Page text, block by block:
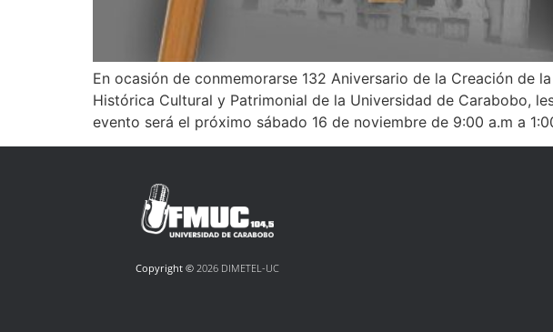
En ocasión de conmemorarse 132 Aniversario de la Creación de
Histórica Cultural y Patrimonial de la Universidad de Carabobo,
evento será el próximo sábado 16 de noviembre de 9:00 a.m a
Copyright ©2026 DIMETEL-UC